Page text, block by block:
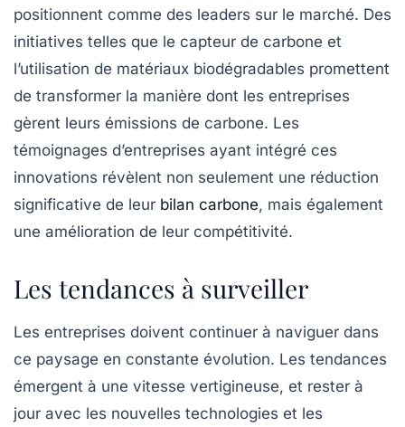
positionnent comme des leaders sur le marché. Des
initiatives telles que le capteur de carbone et
l’utilisation de matériaux biodégradables promettent
de transformer la manière dont les entreprises
gèrent leurs émissions de carbone. Les
témoignages d’entreprises ayant intégré ces
innovations révèlent non seulement une réduction
significative de leur bilan carbone, mais également
une amélioration de leur compétitivité.
Les tendances à surveiller
Les entreprises doivent continuer à naviguer dans
ce paysage en constante évolution. Les tendances
émergent à une vitesse vertigineuse, et rester à
jour avec les nouvelles technologies et les